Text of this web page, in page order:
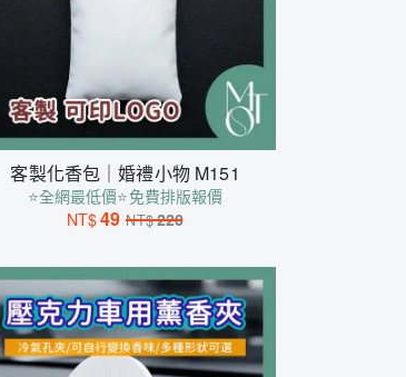
客製化香包｜婚禮小物 M151
⭐全網最低價⭐免費排版報價
NT$49 NT$220